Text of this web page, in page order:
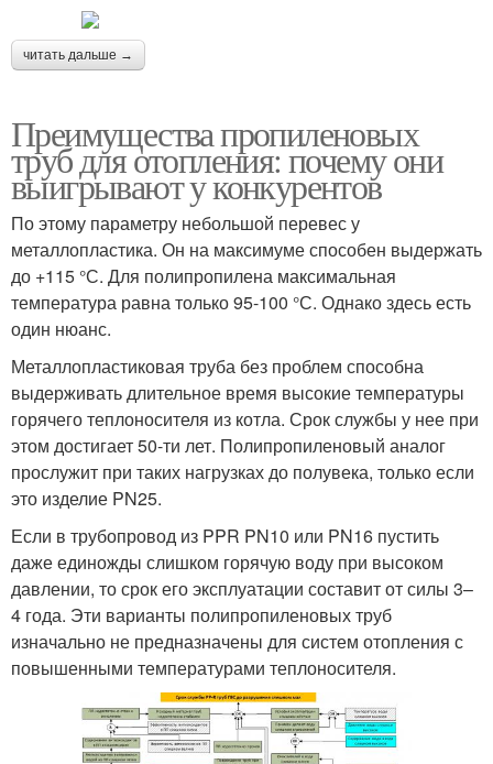
читать дальше →
Преимущества пропиленовых
труб для отопления: почему они
выигрывают у конкурентов
По этому параметру небольшой перевес у
металлопластика. Он на максимуме способен выдержать
до +115 °С. Для полипропилена максимальная
температура равна только 95-100 °С. Однако здесь есть
один нюанс.
Металлопластиковая труба без проблем способна
выдерживать длительное время высокие температуры
горячего теплоносителя из котла. Срок службы у нее при
этом достигает 50-ти лет. Полипропиленовый аналог
прослужит при таких нагрузках до полувека, только если
это изделие PN25.
Если в трубопровод из PPR PN10 или PN16 пустить
даже единожды слишком горячую воду при высоком
давлении, то срок его эксплуатации составит от силы 3–
4 года. Эти варианты полипропиленовых труб
изначально не предназначены для систем отопления с
повышенными температурами теплоносителя.